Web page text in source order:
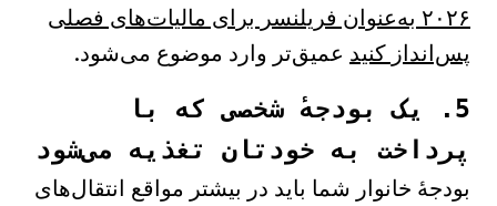
۲۰۲۶ به‌عنوان فریلنسر برای مالیات‌های فصلی
پس‌انداز کنید عمیق‌تر وارد موضوع می‌شود.
5. یک بودجهٔ شخصی که با
پرداخت به خودتان تغذیه می‌شود
بودجهٔ خانوار شما باید در بیشتر مواقع انتقال‌های